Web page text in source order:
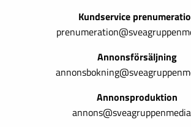
Kundservice
Annonsförsäljning
Annonsproduktion